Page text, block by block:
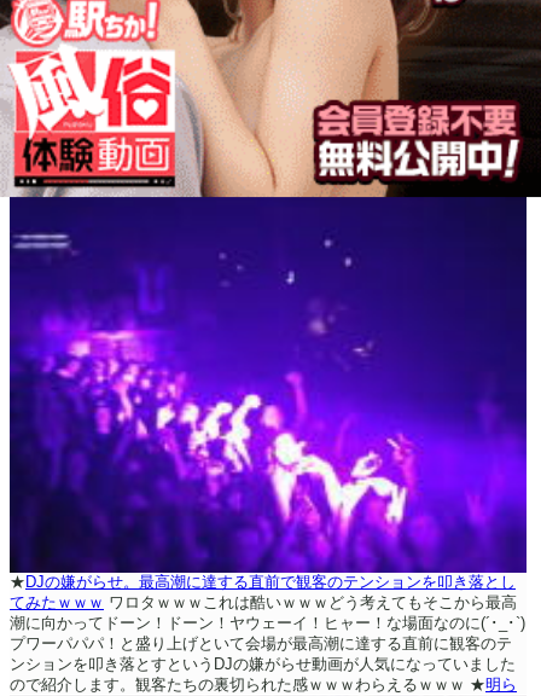
★ DJの嫌がらせ。最高潮に達する直前で観客のテンションを叩き落とし
てみたｗｗｗ ワロタｗｗｗこれは酷いｗｗｗどう考えてもそこから最高
潮に向かってドーン！ドーン！ヤウェーイ！ヒャー！な場面なのに(´･_･`)
プワーパパパ！と盛り上げといて会場が最高潮に達する直前に観客のテ
ンションを叩き落とすというDJの嫌がらせ動画が人気になっていました
ので紹介します。観客たちの裏切られた感ｗｗｗわらえるｗｗｗ ★明ら